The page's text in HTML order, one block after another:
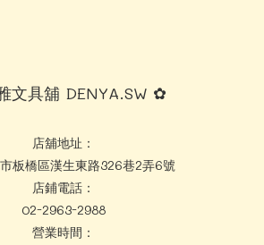
文具舖 DENYA.SW ✿
店舖地址：
板橋區漢生東路326巷2弄6號
店鋪電話：
02-2963-2988
營業時間：